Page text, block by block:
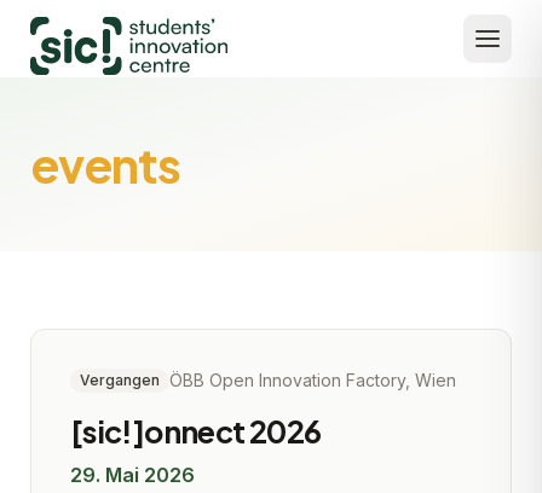
events
Vergangen ÖBB Open Innovation Factory, Wien
[sic!]onnect 2026
29. Mai 2026